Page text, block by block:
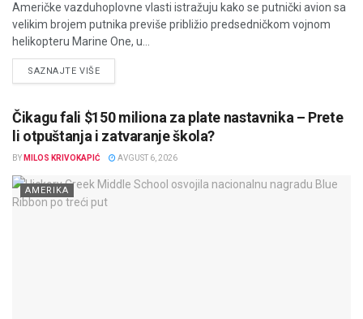
Američke vazduhoplovne vlasti istražuju kako se putnički avion sa
velikim brojem putnika previše približio predsedničkom vojnom
helikopteru Marine One, u...
SAZNAJTE VIŠEDETAILS
Čikagu fali $150 miliona za plate nastavnika – Prete
li otpuštanja i zatvaranje škola?
BY MILOS KRIVOKAPIĆ AVGUST 6, 2026
AMERIKA